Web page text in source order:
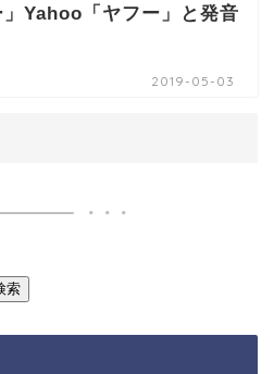
Yahoo「ヤフー」と発音
2019-05-03
索